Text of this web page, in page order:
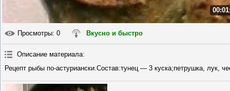
Просмотры: 0 Вкусно и быстро
Описание материала:
Рецепт рыбы по-астуриански.Состав:тунец — 3 куска;петрушка, лук,